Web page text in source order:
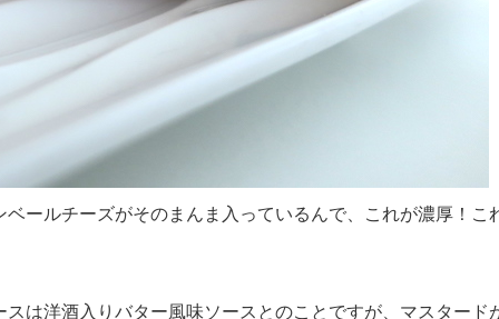
ールチーズがそのまんま入っているんで、これが濃厚！こ
は洋酒入りバター風味ソースとのことですが、マスタード